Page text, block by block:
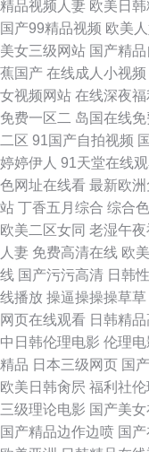
精品视频人妻 欧美日
国产99精品视频 欧美
美女三级网站 国产精
蕉国产 在线成人小视频
女视频网站 在线深夜福
免费一区二 岛国在线
二区 91国产自拍视频
婷婷伊人 91天堂在线
色网址在线看 最新欧
站 丁香五月综合 综合
欧美二区女同 老湿午
人妻 免费高清在线 欧
线 国产污污高清 日韩
线播放 操逼操操操草草
网页在线观看 日韩精
中日韩伦理电影 伦理
精品 日本三级网页 国
欧美日韩肏屄 福利社
三级理论电影 国产美
国产精品边作边喷 国